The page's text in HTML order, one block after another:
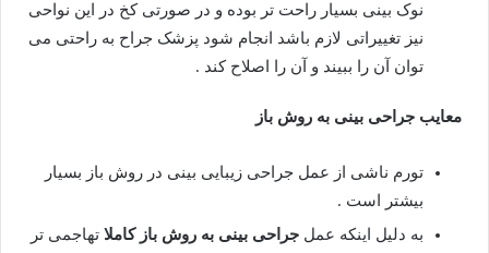
نوک بینی بسیار راحت تر بوده و در صورتی کخ در این نواحی
نیز تغییراتی لازم باشد انجام شود پزشک جراح به راحتی می
توان آن را ببیند و آن را اصلاح کند .
معایب جراحی بینی به روش باز
تورم ناشی از عمل جراحی زیبایی بینی در روش باز بسیار
بیشتر است .
به دلیل اینکه عمل جراحی بینی به روش باز کاملا تهاجمی تر